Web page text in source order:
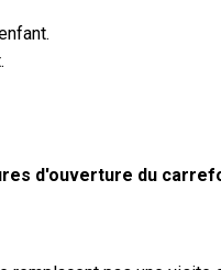
d'ouverture du